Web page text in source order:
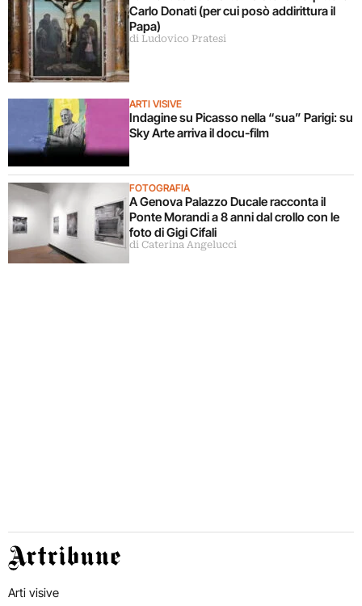
Carlo Donati (per cui posò addirittura il
Papa)
di Ludovico Pratesi
ARTI VISIVE
Indagine su Picasso nella “sua” Parigi: su
Sky Arte arriva il docu-film
FOTOGRAFIA
A Genova Palazzo Ducale racconta il
Ponte Morandi a 8 anni dal crollo con le
foto di Gigi Cifali
di Caterina Angelucci
Artribune
Arti visive